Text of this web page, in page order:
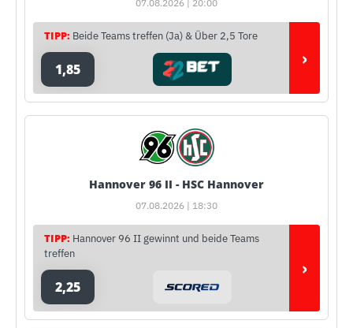
07.08.2026 | 20:00
TIPP: Beide Teams treffen (Ja) & Über 2,5 Tore
1,85 ›
Hannover 96 II - HSC Hannover
07.08.2026 | 18:30
TIPP: Hannover 96 II gewinnt und beide Teams
treffen
2,25
›